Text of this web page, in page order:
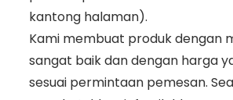
kantong halaman).
Kami membuat produk dengan
sangat baik dan dengan harga
sesuai permintaan pemesan.